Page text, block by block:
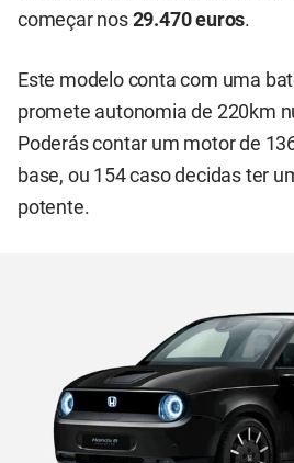
começar nos 29.470 euros.
Este modelo conta com uma
promete autonomia de 220km
Poderás contar um motor de
base, ou 154 caso decidas ter
potente.